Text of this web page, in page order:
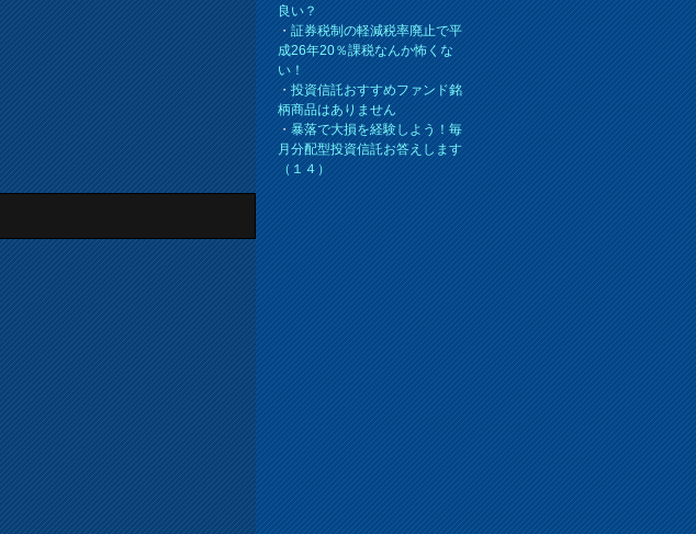
良い？
・証券税制の軽減税率廃止で平
成26年20％課税なんか怖くな
い！
・投資信託おすすめファンド銘
柄商品はありません
・暴落で大損を経験しよう！毎
月分配型投資信託お答えします
（１４）